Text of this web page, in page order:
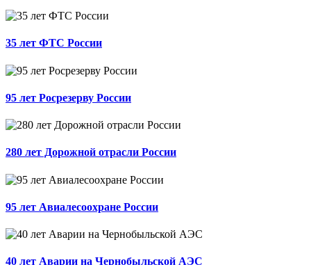
35 лет ФТС России
95 лет Росрезерву России
280 лет Дорожной отрасли России
95 лет Авиалесоохране России
40 лет Аварии на Чернобыльской АЭС